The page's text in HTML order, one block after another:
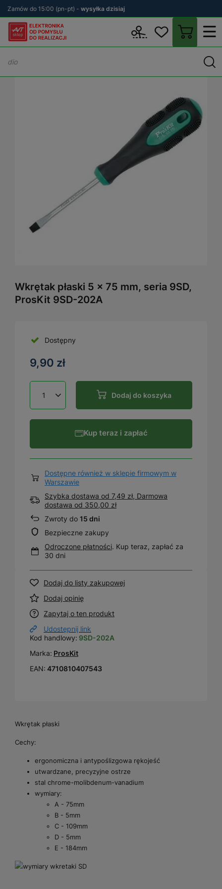
Zamów do 15:00 (pn-pt) - wysyłka dzisiaj
Wkrętaki
Wkrętak płaski 5 × 75 mm, seria 9SD,
ProsKit 9SD-202A
Dostępny
9,90 zł
Dodaj do koszyka
Kup teraz i zapłać
Dostępne również w sklepie firmowym w
Warszawie
Szybka dostawa od 7,49 zł, Darmowa
dostawa od 350,00 zł
Zwroty do 15 dni
Bezpieczne zakupy
Odroczone płatności. Kup teraz, zapłać za
30 dni
Dodaj do listy zakupowej
Dodaj opinię
Zapytaj o ten produkt
Udostępnij link
Kod handlowy: 9SD-202A
Marka: ProsKit
EAN: 4710810407543
Wkrętak płaski
Cechy:
ergonomiczna i antypoślizgowa rękojeść
utwardzane, precyzyjne ostrze
stal chrome-molibdenum-vanadium
wymiary:
A - 75mm
B - 5mm
C - 109mm
D - 5mm
E - 184mm